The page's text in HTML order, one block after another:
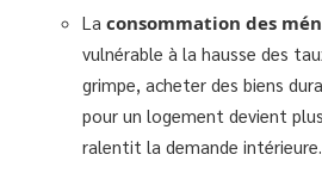
La consommation des
vulnérable à la hausse des
grimpe, acheter des biens
pour un logement devient
ralentit la demande intérieure.